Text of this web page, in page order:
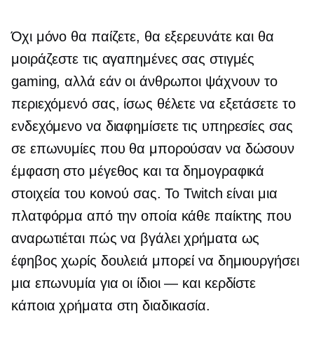
Όχι μόνο θα παίζετε, θα εξερευνάτε και θα
μοιράζεστε τις αγαπημένες σας στιγμές
gaming, αλλά εάν οι άνθρωποι ψάχνουν το
περιεχόμενό σας, ίσως θέλετε να εξετάσετε το
ενδεχόμενο να διαφημίσετε τις υπηρεσίες σας
σε επωνυμίες που θα μπορούσαν να δώσουν
έμφαση στο μέγεθος και τα δημογραφικά
στοιχεία του κοινού σας. Το Twitch είναι μια
πλατφόρμα από την οποία κάθε παίκτης που
αναρωτιέται πώς να βγάλει χρήματα ως
έφηβος χωρίς δουλειά μπορεί να δημιουργήσει
μια επωνυμία γιαοι ίδιοι — καικερδίστε
κάποια χρήματα στη διαδικασία.